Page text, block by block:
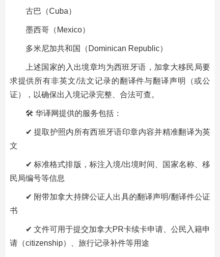
古巴（Cuba）
墨西哥（Mexico）
多米尼加共和国（Dominican Republic）
上述国家的入出境章均为西班牙语，加拿大移民局要
求提供所有非英文/法文记录的翻译件与翻译声明（或公
证），以确保出入境记录完整、合法可查。
🛠 华译网提供的服务包括：
✔ 提取护照内所有西班牙语印章内容并精准翻译为英
文
✔ 标准格式排版，标注入境/出境时间、国家名称、移
民局编号等信息
✔ 附带加拿大持牌公证人出具的翻译声明/翻译件公证
书
✔ 文件可用于提交加拿大PR卡续卡申请、公民入籍申
请（citizenship）、旅行记录补件等用途